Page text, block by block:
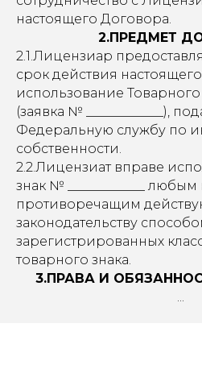
настоящего Договора.
2.ПРЕДМЕТ
2.1.Лицензиар
срок действия
использование Товарного
(заявка № ____________),
Федеральную службу по
собственности.
2.2.Лицензиат вправе
знак № ____________ любым
противоречащим
законодательству
зарегистрированных
товарного знака.
3.ПРАВА И